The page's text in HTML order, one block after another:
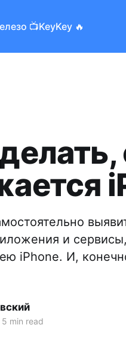
📺KeyKey 🔥
и
iPhone. И,
5 min read